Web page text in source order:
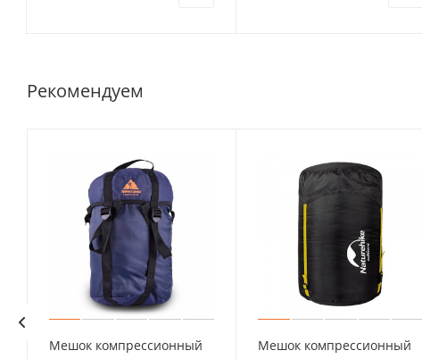
Рекомендуем
Мешок компрессионный
Мешок компрессионный